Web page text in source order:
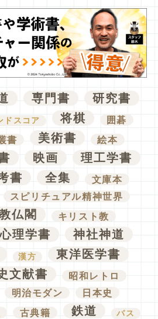
専門書 研究書
ドスコア 将棋 囲碁
書 美術書
絵本
映画
理工学書
書
全集
文庫本
スピリチュアル精神世界
仏閣
キリスト教
心理学書 神社神道
漢方
東洋医学書
文献書
昭和レトロ
明治モダン
日本史
古典籍 鉄道 バス